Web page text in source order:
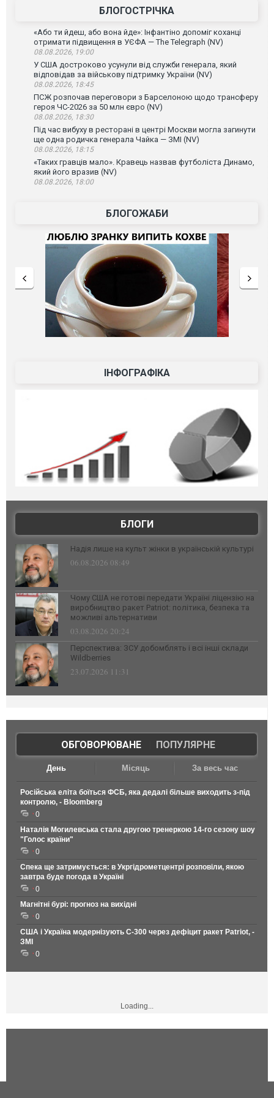
БЛОГОСТРІЧКА
«Або ти йдеш, або вона йде»: Інфантіно допоміг коханці
отримати підвищення в УЄФА — The Telegraph (NV)
08.08.2026, 19:00
У США достроково усунули від служби генерала, який
відповідав за військову підтримку України (NV)
08.08.2026, 18:45
ПСЖ розпочав переговори з Барселоною щодо трансферу
героя ЧС-2026 за 50 млн євро (NV)
08.08.2026, 18:30
Під час вибуху в ресторані в центрі Москви могла загинути
ще одна родичка генерала Чайка — ЗМІ (NV)
08.08.2026, 18:15
«Таких гравців мало». Кравець назвав футболіста Динамо,
який його вразив (NV)
08.08.2026, 18:00
БЛОГОЖАБИ
ІНФОГРАФІКА
БЛОГИ
Надія лише на культ жінки в українській культурі
06.08.2026 08:49
Чому США не готові передати Україні ліцензію на
виробництво ракет Patriot: політика, безпека та
можливі альтернативи
03.08.2026 20:24
Перспектива: ЗСУ добомблять і всі інші склади
Wildberries
23.07.2026 11:31
ОБГОВОРЮВАНЕ| ПОПУЛЯРНЕ
День Місяць За весь час
Російська еліта боїться ФСБ, яка дедалі більше виходить з-під
контролю, - Bloomberg
0
Наталія Могилевська стала другою тренеркою 14-го сезону шоу
"Голос країни"
0
Спека ще затримується: в Укргідрометцентрі розповіли, якою
завтра буде погода в Україні
0
Магнітні бурі: прогноз на вихідні
0
США і Україна модернізують С-300 через дефіцит ракет Patriot, -
ЗМІ
0
Loading...